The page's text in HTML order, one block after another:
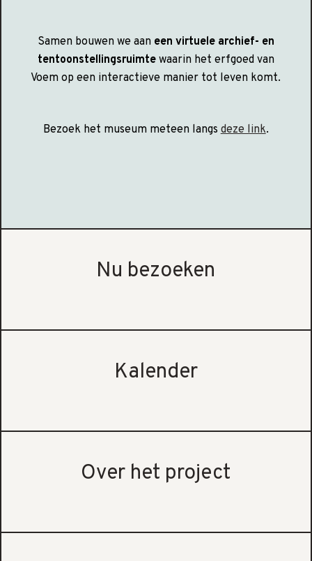
Samen bouwen we aan een virtuele archief- en
tentoonstellingsruimtewaarin het erfgoed van
Voem op een interactieve manier tot leven komt.
Bezoek het museum meteen langsdeze link.
Nu bezoeken
Kalender
Over het project